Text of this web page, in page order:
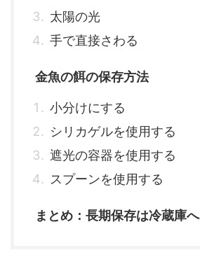
太陽の光
手で直接さわる
金魚の餌の保存方法
小分けにする
シリカゲルを使用する
遮光の容器を使用する
スプーンを使用する
まとめ：長期保存は冷蔵庫へ